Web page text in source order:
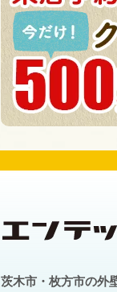
茨木市・枚方市の外